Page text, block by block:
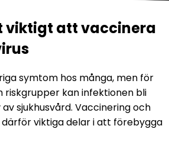
viktigt att vaccinera
symtom hos många, men för
riskgrupper kan infektionen bli
sjukhusvård. Vaccinering och
viktiga delar i att förebygga